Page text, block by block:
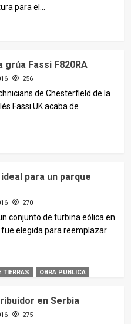
para el...
Fassi F820RA
256
de Chesterfield de la
Fassi UK acaba de
para un parque
270
conjunto de turbina eólica en
fue elegida para reemplazar
TIERRAS OBRA PUBLICA
en Serbia
275